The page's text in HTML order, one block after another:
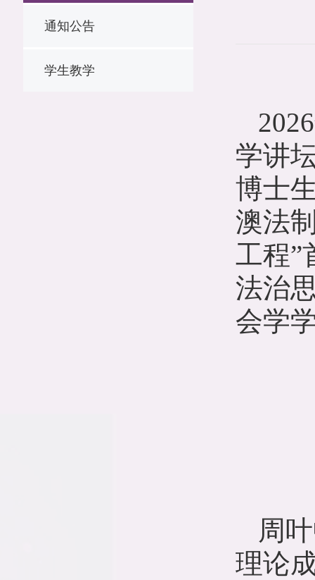
通知公告
学生教学
学讲
博士
澳法
工程”
法治
会学
周
理论